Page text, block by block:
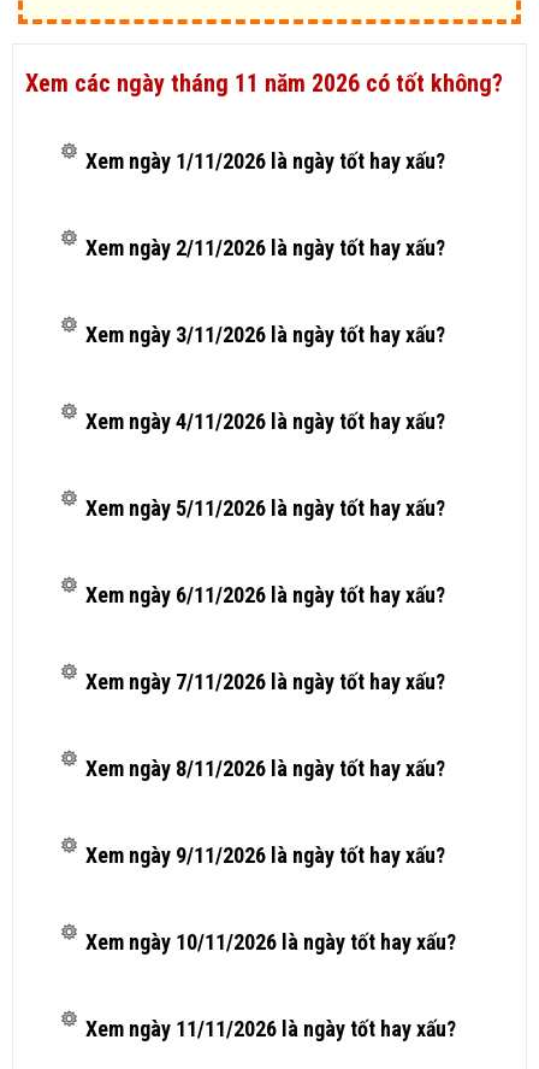
Xem các ngày tháng 11 năm 2026 có tốt không?
Xem ngày 1/11/2026 là ngày tốt hay xấu?
Xem ngày 2/11/2026 là ngày tốt hay xấu?
Xem ngày 3/11/2026 là ngày tốt hay xấu?
Xem ngày 4/11/2026 là ngày tốt hay xấu?
Xem ngày 5/11/2026 là ngày tốt hay xấu?
Xem ngày 6/11/2026 là ngày tốt hay xấu?
Xem ngày 7/11/2026 là ngày tốt hay xấu?
Xem ngày 8/11/2026 là ngày tốt hay xấu?
Xem ngày 9/11/2026 là ngày tốt hay xấu?
Xem ngày 10/11/2026 là ngày tốt hay xấu?
Xem ngày 11/11/2026 là ngày tốt hay xấu?